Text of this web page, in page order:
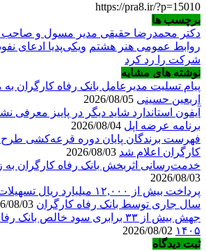
https://pra8.ir/?p=15010
برچسب ها
دکتر محمدرضا حقیقی مدیر مسول و صاحب
روابط عمومی هنر هشتم ویکی‌پدیا ادعای
شرکت را رد کرد
نوشته های مشابه
پیام تسلیت مدیرعامل بانک رفاه کارگران
اربعین حسینی
آیفون استاندارد شاید دیگر در پاییز معرفی
برنامه عرضه اپل
فهرست برندگان پایان دوره قرعه‌کشی طرح
کارگران اعلام شد
خدمت‌رسانی اثربخش بانک رفاه کارگران به
2026/08/03
پرداخت بیش از ۱۲,۰۰۰ میلیارد
سال جاری توسط بانک رفاه کارگران
جهش بیش از ۳۳ برابری سود خالص
۱۴۰۵
ثبت دیدگاه